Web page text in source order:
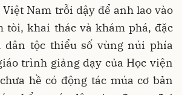
Việt Nam trỗi dậy để anh lao vào
tòi, khai thác và khám phá, đặc
dân tộc thiểu số vùng núi phía
trình giảng dạy của Học viện
hề có động tác múa cơ bản